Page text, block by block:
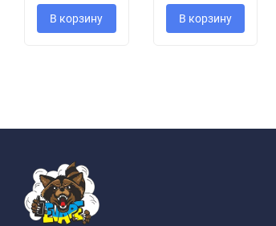
В корзину В корзину